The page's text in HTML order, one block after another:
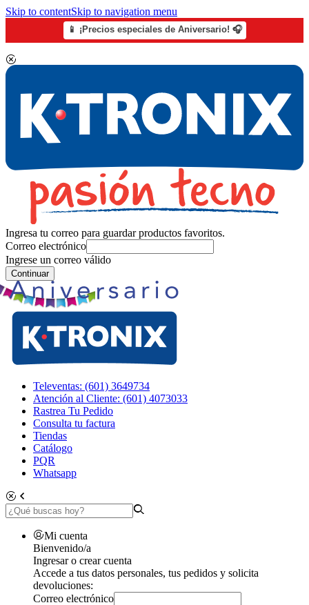
Skip to contentSkip to navigation menu
📱 ¡Precios especiales de Aniversario! 🎧
Ingresa tu correo para guardar productos favoritos.
Correo electrónico
Ingrese un correo válido
Continuar
Televentas: (601) 3649734
Atención al Cliente: (601) 4073033
Rastrea Tu Pedido
Consulta tu factura
Tiendas
Catálogo
PQR
Whatsapp
Mi cuenta
Bienvenido/a
Ingresar o crear cuenta
Accede a tus datos personales, tus pedidos y solicita
devoluciones:
Correo electrónico